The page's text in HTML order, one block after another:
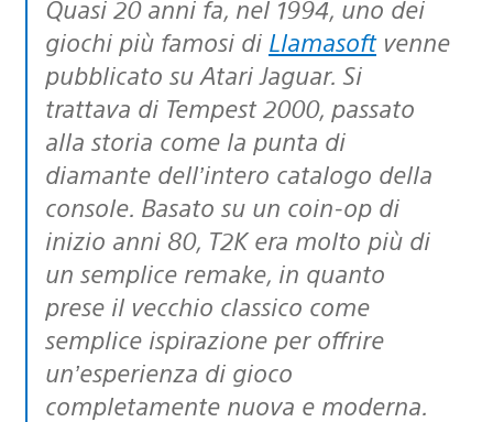
Quasi 20 anni fa, nel 1994, uno dei
giochi più famosi di Llamasoftvenne
pubblicato su Atari Jaguar. Si
trattava di Tempest 2000, passato
alla storia come la punta di
diamante dell’intero catalogo della
console. Basato su un coin-op di
inizio anni 80, T2K era molto più di
un semplice remake, in quanto
prese il vecchio classico come
semplice ispirazione per offrire
un’esperienza di gioco
completamente nuova e moderna.